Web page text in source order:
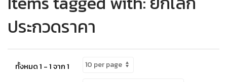
ประกวดราคา
ทั้งหมด 1 - 1 จาก 1